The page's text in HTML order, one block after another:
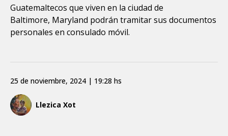
Guatemaltecos que viven en la ciudad de
Baltimore, Maryland podrán tramitar sus documentos
personales en consulado móvil.
Llezica Xot
25 de noviembre, 2024 | 19:28 hs